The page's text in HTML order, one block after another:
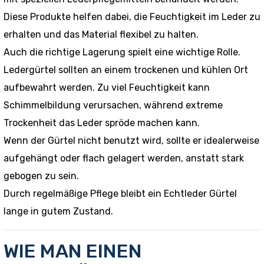
Diese Produkte helfen dabei, die Feuchtigkeit im Leder zu
erhalten und das Material flexibel zu halten.
Auch die richtige Lagerung spielt eine wichtige Rolle.
Ledergürtel sollten an einem trockenen und kühlen Ort
aufbewahrt werden. Zu viel Feuchtigkeit kann
Schimmelbildung verursachen, während extreme
Trockenheit das Leder spröde machen kann.
Wenn der Gürtel nicht benutzt wird, sollte er idealerweise
aufgehängt oder flach gelagert werden, anstatt stark
gebogen zu sein.
Durch regelmäßige Pflege bleibt ein Echtleder Gürtel
lange in gutem Zustand.
WIE MAN EINEN